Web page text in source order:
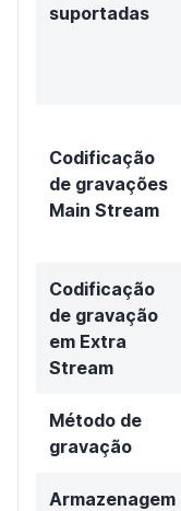
suportadas
Codificação
de gravações
Main Stream
Codificação
de gravação
em Extra
Stream
Método de
gravação
Armazenagem